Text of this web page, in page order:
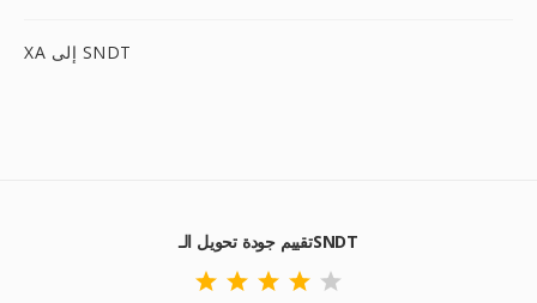
XA إلى SNDT
تقييم جودة تحويل الـSNDT